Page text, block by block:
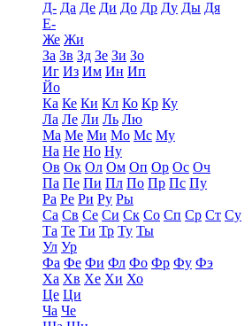
Д- Да Де Ди До Др Ду Ды Дя
Е-
Же Жи
За Зв Зд Зе Зи Зо
Иг Из Им Ин Ип
Йо
Ка Ке Ки Кл Ко Кр Ку
Ла Ле Ли Ль Лю
Ма Ме Ми Мо Мс Му
На Не Но Ну
Ов Ок Ол Ом Оп Ор Ос Оч
Па Пе Пи Пл По Пр Пс Пу
Ра Ре Ри Ру Ры
Са Св Се Си Ск Со Сп Ср Ст Су
Та Те Ти Тр Ту Ты
Ул Ур
Фа Фе Фи Фл Фо Фр Фу Фэ
Ха Хв Хе Хи Хо
Це Ци
Ча Че